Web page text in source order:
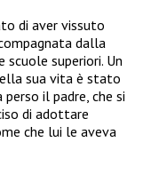
di aver vissuto
dalla
superiori. Un
sua vita è stato
perso il padre, che si
di adottare
che lui le aveva